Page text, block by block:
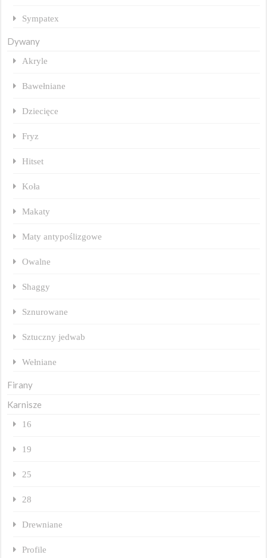
Sympatex
Dywany
Akryle
Bawełniane
Dziecięce
Fryz
Hitset
Koła
Makaty
Maty antypoślizgowe
Owalne
Shaggy
Sznurowane
Sztuczny jedwab
Wełniane
Firany
Karnisze
16
19
25
28
Drewniane
Profile